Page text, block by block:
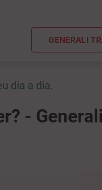
GENERALI
dia a dia.
- Generali